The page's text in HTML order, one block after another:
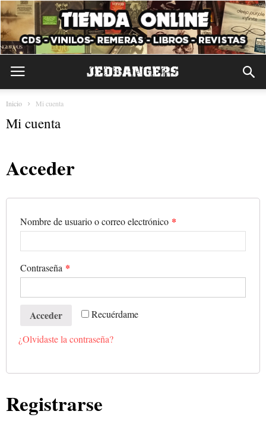
Inicio Mi cuenta
Mi cuenta
Acceder
Nombre de usuario o correo electrónico *
Contraseña *
Recuérdame
Acceder
¿Olvidaste la contraseña?
Registrarse